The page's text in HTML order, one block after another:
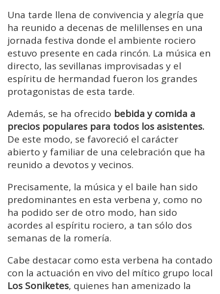
Una tarde llena de convivencia y alegría que
ha reunido a decenas de melillenses en una
jornada festiva donde el ambiente rociero
estuvo presente en cada rincón. La música en
directo, las sevillanas improvisadas y el
espíritu de hermandad fueron los grandes
protagonistas de esta tarde.
Además, se ha ofrecido bebida y comida a
precios populares para todos los asistentes.
De este modo, se favoreció el carácter
abierto y familiar de una celebración que ha
reunido a devotos y vecinos.
Precisamente, la música y el baile han sido
predominantes en esta verbena y, como no
ha podido ser de otro modo, han sido
acordes al espíritu rociero, a tan sólo dos
semanas de la romería.
Cabe destacar como esta verbena ha contado
con la actuación en vivo del mítico grupo local
Los Soniketes, quienes han amenizado la